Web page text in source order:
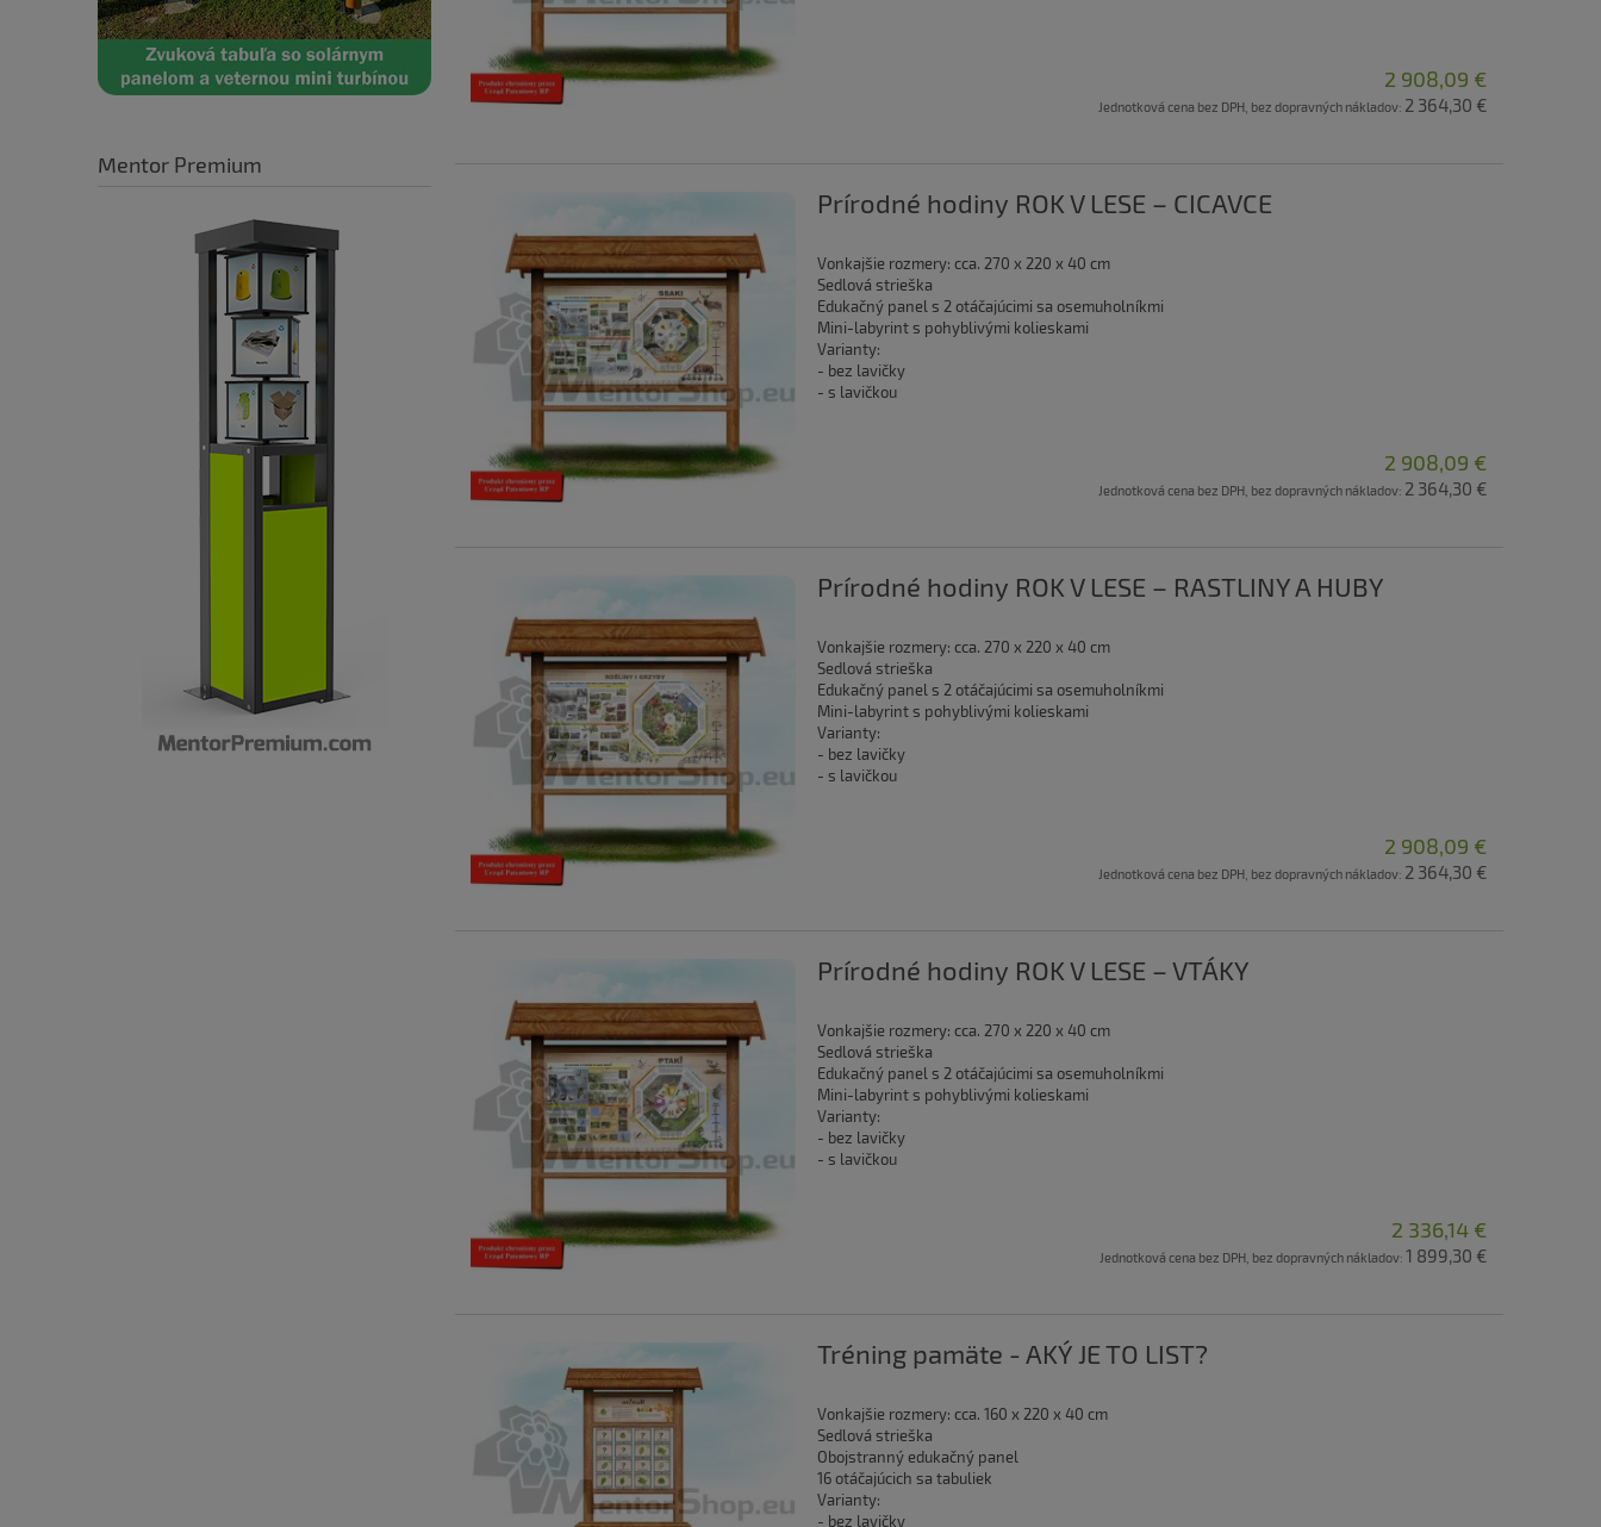
Mentor Premium
2 908,09 €
Jednotková cena bez DPH, bez dopravných nákladov: 2 364,30 €
Prírodné hodiny ROK V LESE – CICAVCE
Vonkajšie rozmery: cca. 270 x 220 x 40 cm
Sedlová strieška
Edukačný panel s 2 otáčajúcimi sa osemuholníkmi
Mini-labyrint s pohyblivými kolieskami
Varianty:
- bez lavičky
- s lavičkou
2 908,09 €
Jednotková cena bez DPH, bez dopravných nákladov: 2 364,30 €
Prírodné hodiny ROK V LESE – RASTLINY A HUBY
Vonkajšie rozmery: cca. 270 x 220 x 40 cm
Sedlová strieška
Edukačný panel s 2 otáčajúcimi sa osemuholníkmi
Mini-labyrint s pohyblivými kolieskami
Varianty:
- bez lavičky
- s lavičkou
2 908,09 €
Jednotková cena bez DPH, bez dopravných nákladov: 2 364,30 €
Prírodné hodiny ROK V LESE – VTÁKY
Vonkajšie rozmery: cca. 270 x 220 x 40 cm
Sedlová strieška
Edukačný panel s 2 otáčajúcimi sa osemuholníkmi
Mini-labyrint s pohyblivými kolieskami
Varianty:
- bez lavičky
- s lavičkou
2 336,14 €
Jednotková cena bez DPH, bez dopravných nákladov: 1 899,30 €
Tréning pamäte - AKÝ JE TO LIST?
Vonkajšie rozmery: cca. 160 x 220 x 40 cm
Sedlová strieška
Obojstranný edukačný panel
16 otáčajúcich sa tabuliek
Varianty:
- bez lavičky